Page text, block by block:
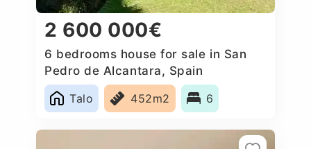
2 600 000€
6 bedrooms house for sale in San
Pedro de Alcantara, Spain
Talo
452m2 6